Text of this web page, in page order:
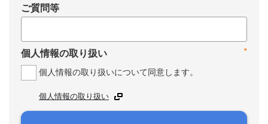
ご質問等
*
個人情報の取り扱い
個人情報の取り扱いについて同意します。
個人情報の取り扱い